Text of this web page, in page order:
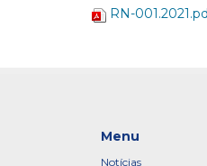
RN-
Menu
Notícias